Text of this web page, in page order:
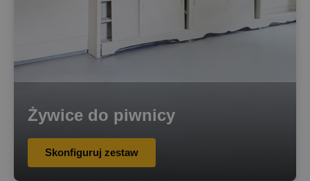
Żywice do piwnicy
Skonfiguruj zestaw